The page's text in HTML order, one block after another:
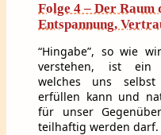
Folge 4 – Der
Entspannung,
“Hingabe”, so wie
verstehen, ist ein
welches uns
erfüllen kann und
für unser
teilhaftig werden darf.